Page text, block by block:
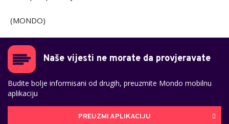
(MONDO)
Naše vijesti ne morate da provjeravate
Budite bolje informisani od drugih, preuzmite Mondo mobilnu
aplikaciju
PREUZMI APLIKACIJU